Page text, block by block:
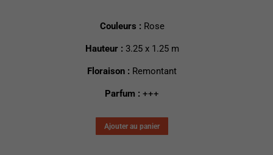
Couleurs : Rose
Hauteur : 3.25 x 1.25 m
Floraison : Remontant
Parfum : +++
Ajouter au panier